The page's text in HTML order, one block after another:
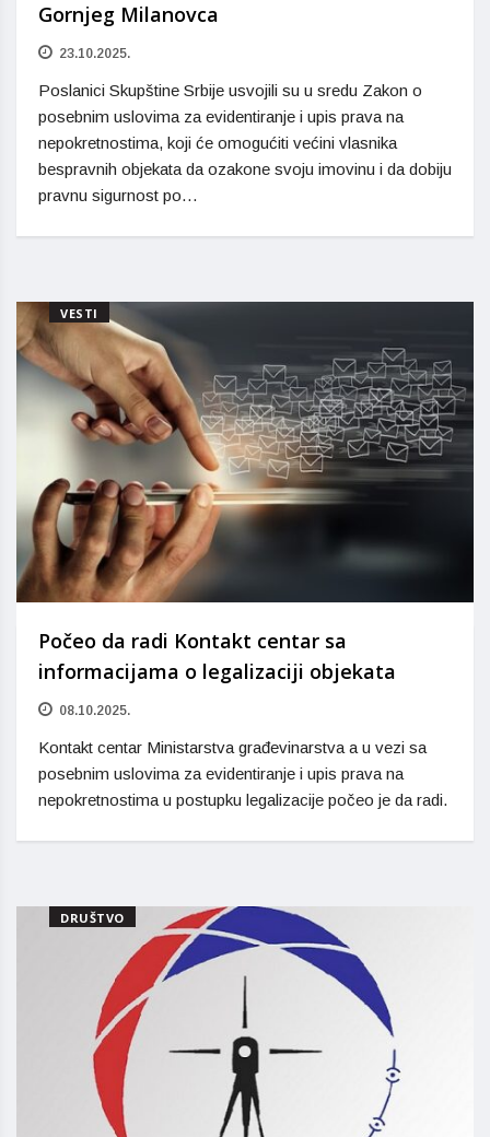
Gornjeg Milanovca
23.10.2025.
Poslanici Skupštine Srbije usvojili su u sredu Zakon o
posebnim uslovima za evidentiranje i upis prava na
nepokretnostima, koji će omogućiti većini vlasnika
bespravnih objekata da ozakone svoju imovinu i da dobiju
pravnu sigurnost po…
VESTI
Počeo da radi Kontakt centar sa
informacijama o legalizaciji objekata
08.10.2025.
Kontakt centar Ministarstva građevinarstva a u vezi sa
posebnim uslovima za evidentiranje i upis prava na
nepokretnostima u postupku legalizacije počeo je da radi.
DRUŠTVO